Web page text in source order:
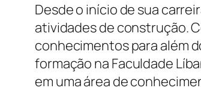
Desde o início de sua
atividades de construção.
conhecimentos para além
formação na Faculdade
em uma área de